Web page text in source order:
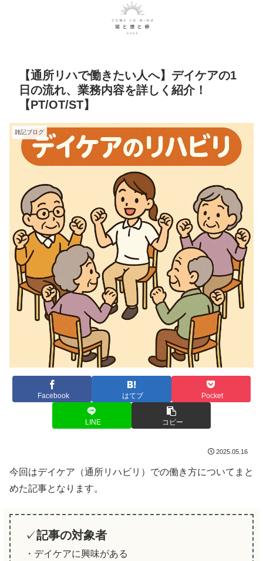
【通所リハで働きたい人へ】デイケアの1
日の流れ、業務内容を詳しく紹介！
【PT/OT/ST】
雑記ブログ
Facebook はてブ Pocket
LINE コピー
2025.05.16
今回はデイケア（通所リハビリ）での働き方についてまと
めた記事となります。
✓記事の対象者
・デイケアに興味がある